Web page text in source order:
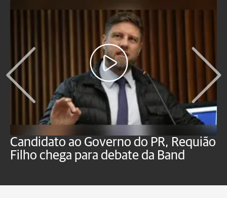
Candidato ao Governo do PR, Requião
Filho chega para debate da Band